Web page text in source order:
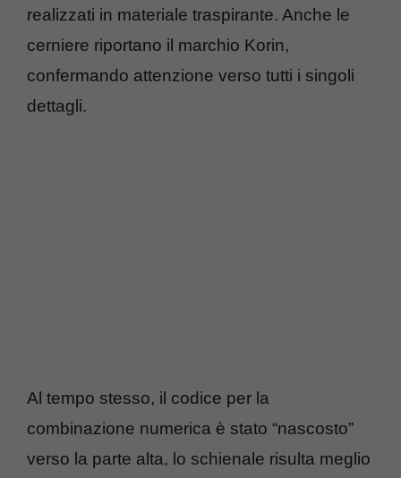
realizzati in materiale traspirante. Anche le
cerniere riportano il marchio Korin,
confermando attenzione verso tutti i singoli
dettagli.
Al tempo stesso, il codice per la
combinazione numerica è stato “nascosto”
verso la parte alta, lo schienale risulta meglio